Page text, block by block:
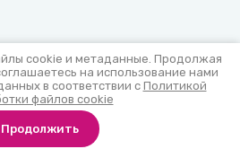
cookie и метаданные. Продолжая
на использование нами
в соответствии с Политикой
файлов cookie
Продолжить